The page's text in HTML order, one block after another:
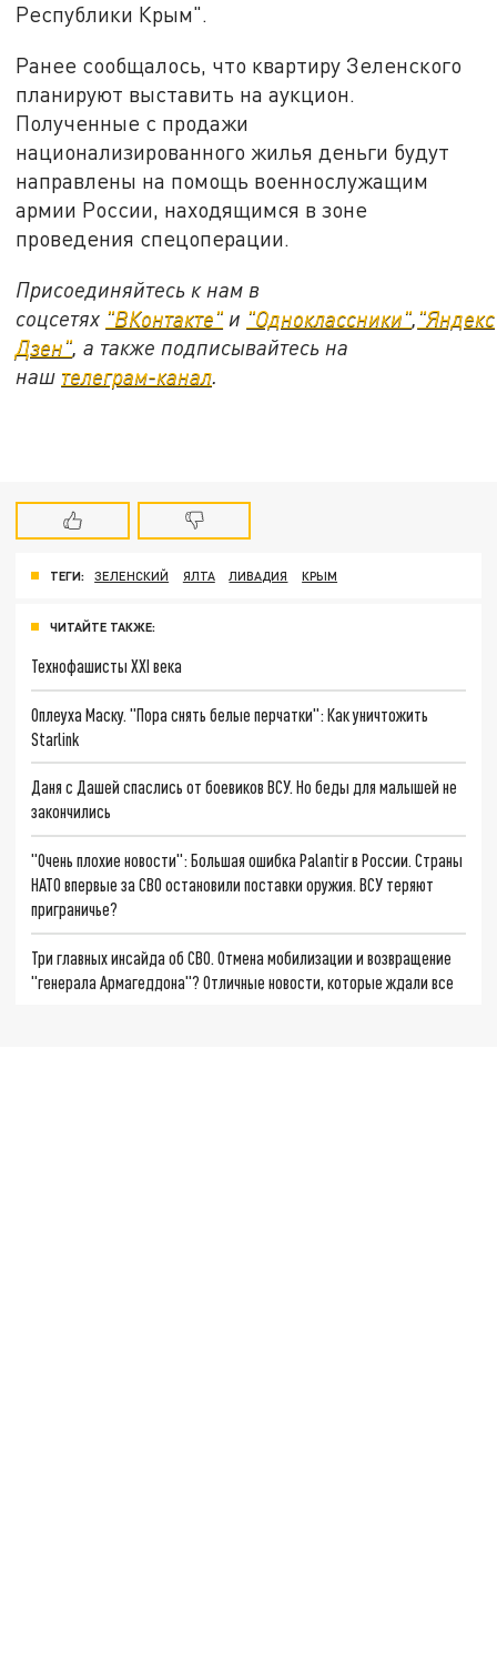
Республики Крым".
Ранее сообщалось, что квартиру Зеленского
планируют выставить на аукцион.
Полученные с продажи
национализированного жилья деньги будут
направлены на помощь военнослужащим
армии России, находящимся в зоне
проведения спецоперации.
Присоединяйтесь к нам в
соцсетях "ВКонтакте" и "Одноклассники", "Яндекс
Дзен", а также подписывайтесь на
наш телеграм-канал.
ТЕГИ: ЗЕЛЕНСКИЙ ЯЛТА ЛИВАДИЯ КРЫМ
ЧИТАЙТЕ ТАКЖЕ:
Технофашисты XXI века
Оплеуха Маску. "Пора снять белые перчатки": Как уничтожить
Starlink
Даня с Дашей спаслись от боевиков ВСУ. Но беды для малышей не
закончились
"Очень плохие новости": Большая ошибка Palantir в России. Страны
НАТО впервые за СВО остановили поставки оружия. ВСУ теряют
приграничье?
Три главных инсайда об СВО. Отмена мобилизации и возвращение
"генерала Армагеддона"? Отличные новости, которые ждали все